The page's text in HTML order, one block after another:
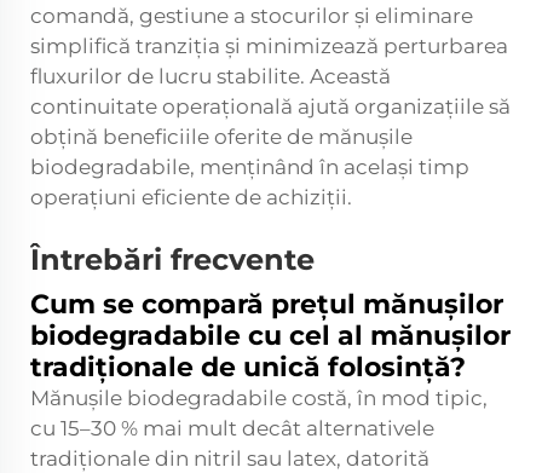
comandă, gestiune a stocurilor și eliminare
simplifică tranziția și minimizează perturbarea
fluxurilor de lucru stabilite. Această
continuitate operațională ajută organizațiile să
obțină beneficiile oferite de mănușile
biodegradabile, menținând în același timp
operațiuni eficiente de achiziții.
Întrebări frecvente
Cum se compară prețul mănușilor
biodegradabile cu cel al mănușilor
tradiționale de unică folosință?
Mănușile biodegradabile costă, în mod tipic,
cu 15–30 % mai mult decât alternativele
tradiționale din nitril sau latex, datorită